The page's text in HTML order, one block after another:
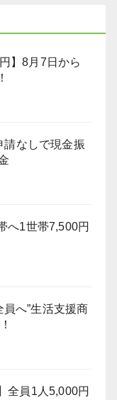
】8月7日から
請なしで現金振
へ1世帯7,500円
員へ”生活支援商
全員1人5,000円